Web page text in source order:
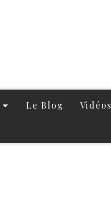
Le Blog Vidéos